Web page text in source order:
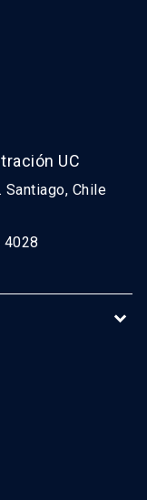
UC
Santiago, Chile